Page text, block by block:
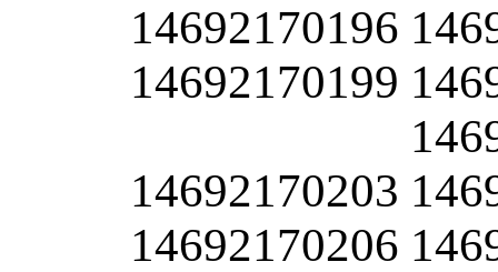
14692170196
14692170199
14692170203
14692170206